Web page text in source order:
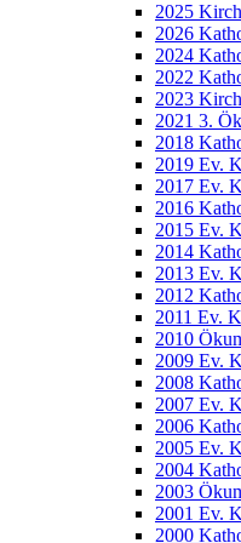
2025
2026
2024
2022
2023
2021 3.
2018
2019 Ev.
2017 Ev.
2016
2015 Ev.
2014
2013 Ev.
2012
2011 Ev.
2010
2009 Ev.
2008
2007 Ev.
2006
2005 Ev.
2004
2003
2001 Ev.
2000